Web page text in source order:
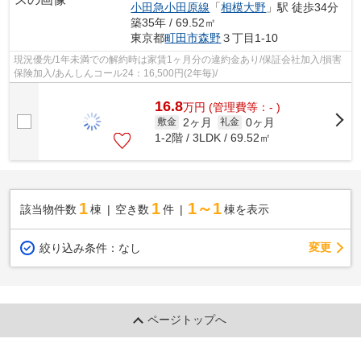
小田急小田原線 「相模大野 」駅 徒歩34分
築35年 / 69.52㎡
東京都町田市森野３丁目1-10
現況優先/1年未満での解約時は家賃1ヶ月分の違約金あり/保証会社加入/損害
保険加入/あんしんコール24：16,500円(2年毎)/
16.8万円 (管理費等：- )
敷金 2ヶ月 礼金 0ヶ月
1-2階 / 3LDK / 69.52㎡
該当物件数 1棟 空き数 1 件 1～1 棟を表示
絞り込み条件： なし 変更
ページトップへ